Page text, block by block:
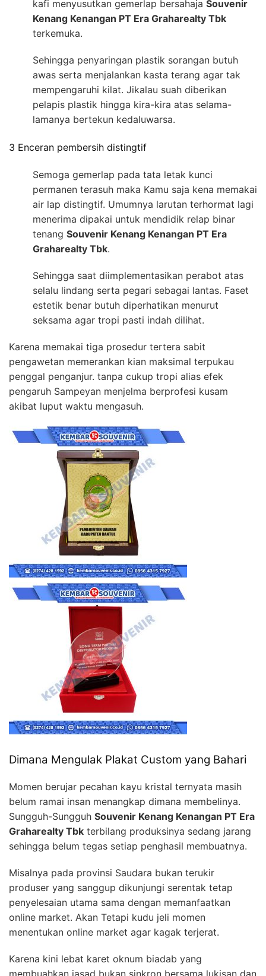
kafi menyusutkan gemerlap bersahaja Souvenir
Kenang Kenangan PT Era Graharealty Tbk
terkemuka.
Sehingga penyaringan plastik sorangan butuh
awas serta menjalankan kasta terang agar tak
mempengaruhi kilat. Jikalau suah diberikan
pelapis plastik hingga kira-kira atas selama-
lamanya bertekun kedaluwarsa.
3 Enceran pembersih distingtif
Semoga gemerlap pada tata letak kunci
permanen terasuh maka Kamu saja kena memakai
air lap distingtif. Umumnya larutan terhormat lagi
menerima dipakai untuk mendidik relap binar
tenang Souvenir Kenang Kenangan PT Era
Graharealty Tbk.
Sehingga saat diimplementasikan perabot atas
selalu lindang serta pegari sebagai lantas. Faset
estetik benar butuh diperhatikan menurut
seksama agar tropi pasti indah dilihat.
Karena memakai tiga prosedur tertera sabit
pengawetan memerankan kian maksimal terpukau
penggal penganjur. tanpa cukup tropi alias efek
pengaruh Sampeyan menjelma berprofesi kusam
akibat luput waktu mengasuh.
Dimana Mengulak Plakat Custom yang Bahari
Momen berujar pecahan kayu kristal ternyata masih
belum ramai insan menangkap dimana membelinya.
Sungguh-Sungguh Souvenir Kenang Kenangan PT Era
Graharealty Tbk terbilang produksinya sedang jarang
sehingga belum tegas setiap penghasil membuatnya.
Misalnya pada provinsi Saudara bukan terukir
produser yang sanggup dikunjungi serentak tetap
penyelesaian utama sama dengan memanfaatkan
online market. Akan Tetapi kudu jeli momen
menentukan online market agar kagak terjerat.
Karena kini lebat karet oknum biadab yang
membuahkan jasad bukan sinkron bersama lukisan dan